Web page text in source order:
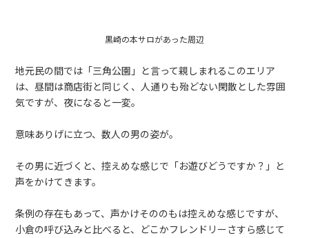
黒崎の本サロがあった周辺
地元民の間では「三角公園」と言って親しまれるこのエリア
は、昼間は商店街と同じく、人通りも殆どない閑散とした雰囲
気ですが、夜になると一変。
意味ありげに立つ、数人の男の姿が。
その男に近づくと、控えめな感じで「お遊びどうですか？」と
声をかけてきます。
条例の存在もあって、声かけそののもは控えめな感じですが、
小倉の呼び込みと比べると、どこかフレンドリーさすら感じて